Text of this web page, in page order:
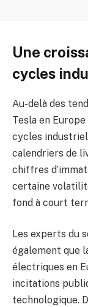
Une
cycles
Au-delà des
Tesla en
cycles
calendriers de
chiffres
certaine
fond à court
Les experts du
également que
électriques en
incitations
technologique.